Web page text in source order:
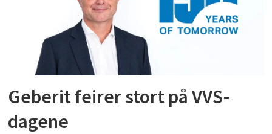
Geberit feirer stort på VVS-
dagene